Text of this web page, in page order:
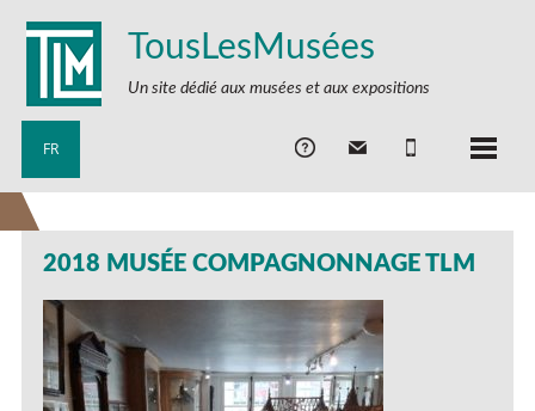
TousLesMusées
Un site dédié aux musées et aux expositions
FR
2018 MUSÉE COMPAGNONNAGE TLM